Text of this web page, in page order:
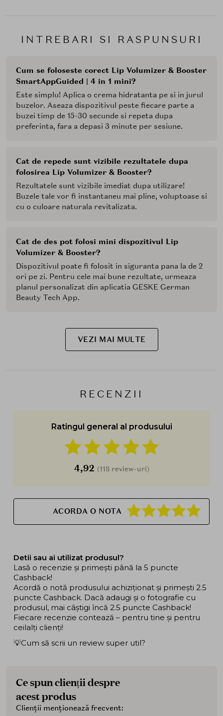
INTREBARI SI RASPUNSURI
Cum se foloseste corect Lip Volumizer & Booster
SmartAppGuided | 4 in 1 mini?
Este simplu! Aplica o crema hidratanta pe si in jurul
buzelor. Aseaza dispozitivul peste fiecare parte a
buzei timp de 15-30 secunde si repeta dupa
preferinta, fara a depasi 3 minute per sesiune.
Cat de repede sunt vizibile rezultatele dupa
folosirea Lip Volumizer & Booster?
Rezultatele sunt vizibile imediat dupa utilizare!
Buzele tale vor fi instantaneu mai pline, voluptoase si
cu o culoare naturala revitalizata.
Cat de des pot folosi mini dispozitivul Lip
Volumizer & Booster?
Dispozitivul poate fi folosit in siguranta pana la de 2
ori pe zi. Pentru cele mai bune rezultate, urmeaza
planul personalizat din aplicatia GESKE German
Beauty Tech App.
VEZI MAI MULTE
medicamente anticoagulante (de ex., acid acetil
medicamente care afecteaza coagularea sangelui, daca
suferiti de modificari anormale in zonele faciale sau
herpes labial, la scurt timp si in primele saptamani
dupa o operatie estetica a buzelor sau injectii la nivelul
buzelor si cu impuritati tangibile sau zone intarite in
mod nefiresc la nivelul buzelor. Consultati un medic
RECENZII
Ratingul general al produsului
4,92 (118 review-uri)
ACORDA O NOTA
Detii sau ai utilizat produsul?
Lasă o recenzie și primești până la 5 puncte
Cashback!
Acordă o notă produsului achiziționat și primești 2.5
puncte Cashback. Dacă adaugi și o fotografie cu
produsul, mai câștigi încă 2.5 puncte Cashback!
Fiecare recenzie contează – pentru tine și pentru
ceilalți clienți!
💡Cum să scrii un review super util?
Ce spun clienții despre
acest produs
Clienții menționează frecvent: